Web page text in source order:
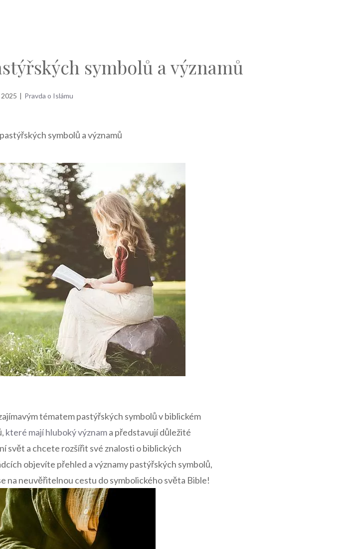
symbolů a významů
2025 | Pravda o Islámu
symbolů a významů
tématem pastýřských symbolů v biblickém
které mají hluboký význama představují důležité
svět a chcete rozšířit své znalosti o biblických
objevíte přehled a významy pastýřských symbolů,
na neuvěřitelnou cestu do symbolického světa Bible!